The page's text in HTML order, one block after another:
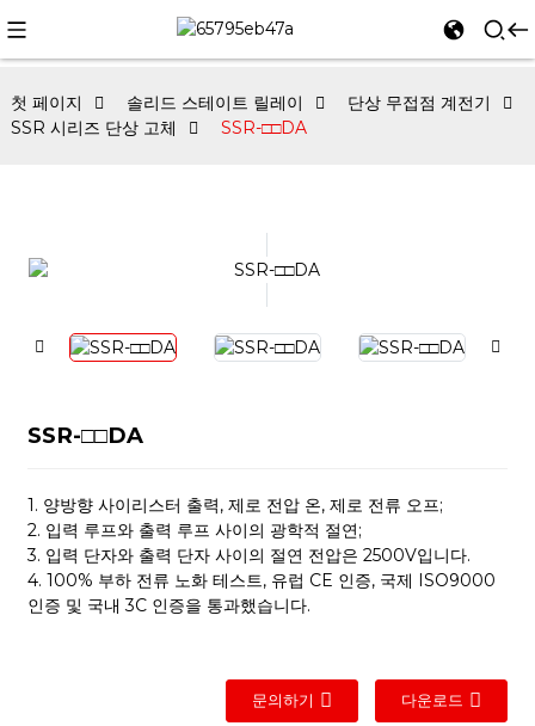
첫 페이지 솔리드 스테이트 릴레이
단상 무접점 계전기
SSR 시리즈 단상 고체
SSR-□□DA
SSR-□□DA
1. 양방향 사이리스터 출력, 제로 전압 온, 제로 전류 오프;
2. 입력 루프와 출력 루프 사이의 광학적 절연;
3. 입력 단자와 출력 단자 사이의 절연 전압은 2500V입니다.
4. 100% 부하 전류 노화 테스트, 유럽 CE 인증, 국제 ISO9000
인증 및 국내 3C 인증을 통과했습니다.
문의하기 다운로드